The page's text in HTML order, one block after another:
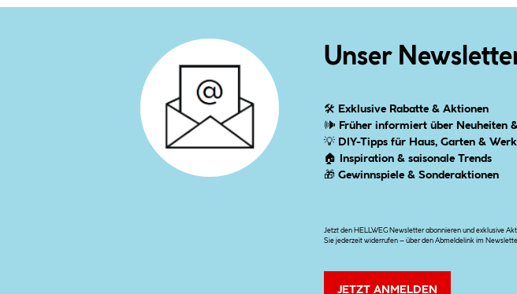
Unser
🛠 Exklusive Rabatte & Aktionen
🕪 Früher informiert über Neuheiten
💡 DIY-Tipps für Haus, Garten &
🏠
Inspiration & saisonale Trends
🎁Gewinnspiele & Sonderaktionen
Jetzt den HELLWEG Newsletter abonnieren und exklusive
Sie jederzeit widerrufen – über den Abmeldelink im
JETZT ANMELDEN